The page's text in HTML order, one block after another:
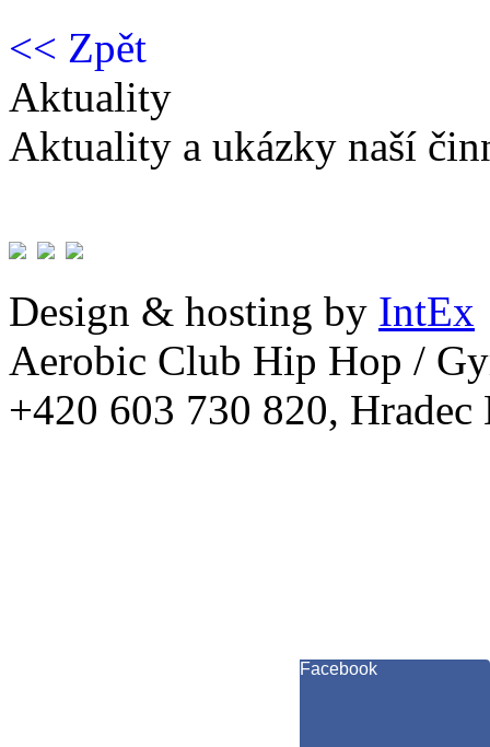
<< Zpět
Aktuality
Aktuality a ukázky naší
Design & hosting by IntEx
Aerobic Club Hip Hop /
+420 603 730 820,
Facebook